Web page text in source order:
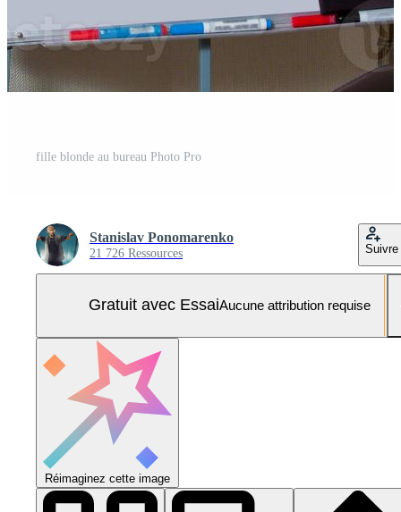
fille blonde au bureau Photo Pro
Stanislav Ponomarenko
21 726 Ressources Suivre
Gratuit avec EssaiAucune attribution requise
Réimaginez cette image